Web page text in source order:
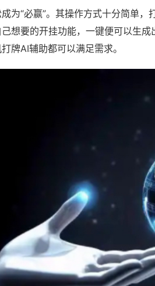
为“必赢”。其操作方式十分简单，
想要的开挂功能，一键便可以生
牌AI辅助都可以满足需求。